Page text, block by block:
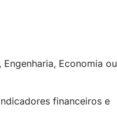
Economia ou
financeiros e